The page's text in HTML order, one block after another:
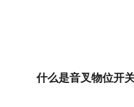
什么是音叉物位开